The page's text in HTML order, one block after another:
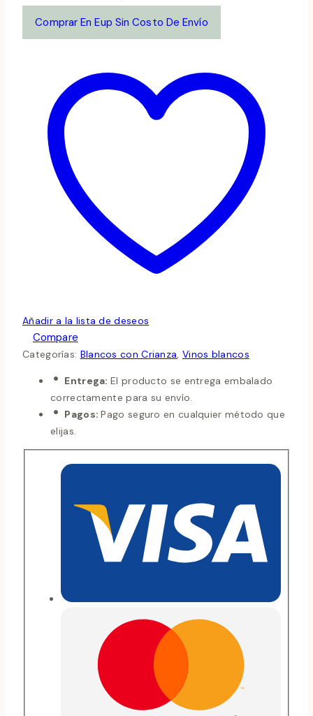
cantidad
Comprar En Eup Sin Costo De Envío
Añadir a la lista de deseos
Compare
Categorías: Blancos con Crianza, Vinos blancos
Entrega:El producto se entrega embalado
correctamente para su envío.
Pagos:Pago seguro en cualquier método que
elijas.